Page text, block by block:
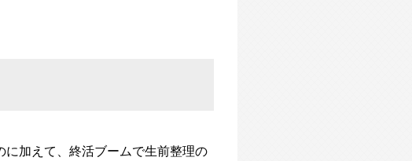
加えて、終活ブームで生前整理の